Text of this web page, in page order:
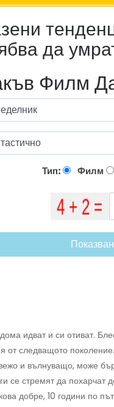
да
Филм
Тип: Филм
идват и си отиват.
от следващото поколение.
и вълнуващо, може
се стремят да
добре, 10 години по